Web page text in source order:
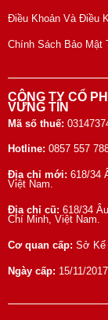
Điều Khoản Và Điều
Chính Sách Bảo Mật
CÔNG TY CỔ
VỮNG TÍN
Mã số thuế:
Hotline: 0857 557
Địa chỉ mới: 618/34
Việt Nam.
Địa chỉ cũ: 618/34
Chí Minh, Việt Nam.
Cơ quan cấp: Sở Kế
Ngày cấp: 15/11/2017